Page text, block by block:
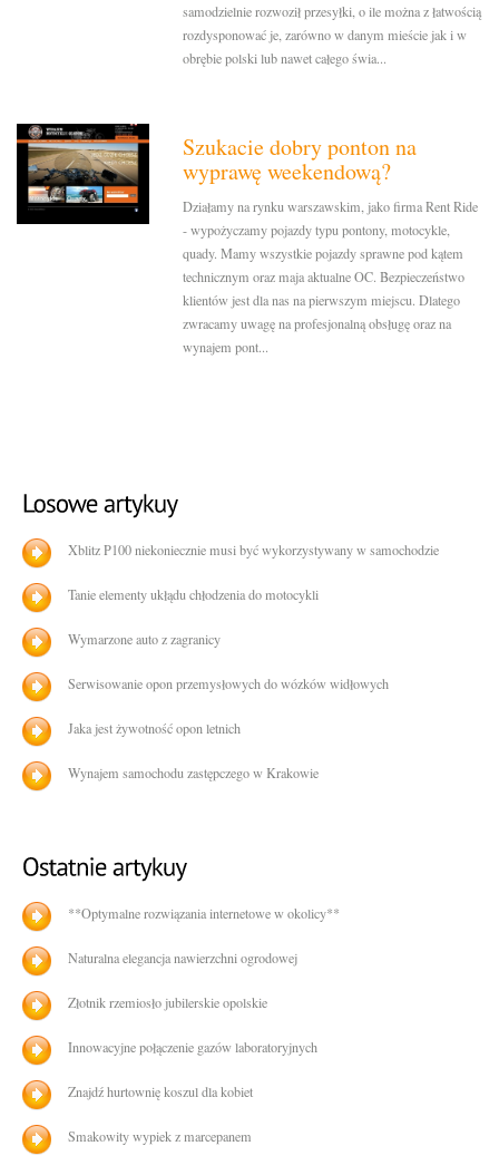
samodzielnie rozwoził przesyłki, o ile można z łatwością
rozdysponować je, zarówno w danym mieście jak i w
obrębie polski lub nawet całego świa...
Szukacie dobry ponton na
wyprawę weekendową?
Działamy na rynku warszawskim, jako firma Rent Ride
- wypożyczamy pojazdy typu pontony, motocykle,
quady. Mamy wszystkie pojazdy sprawne pod kątem
technicznym oraz maja aktualne OC. Bezpieczeństwo
klientów jest dla nas na pierwszym miejscu. Dlatego
zwracamy uwagę na profesjonalną obsługę oraz na
wynajem pont...
Xblitz P100 niekoniecznie musi być wykorzystywany w samochodzie
Tanie elementy ukłądu chłodzenia do motocykli
Wymarzone auto z zagranicy
Serwisowanie opon przemysłowych do wózków widłowych
Jaka jest żywotność opon letnich
Wynajem samochodu zastępczego w Krakowie
**Optymalne rozwiązania internetowe w okolicy**
Naturalna elegancja nawierzchni ogrodowej
Złotnik rzemiosło jubilerskie opolskie
Innowacyjne połączenie gazów laboratoryjnych
Znajdź hurtownię koszul dla kobiet
Smakowity wypiek z marcepanem